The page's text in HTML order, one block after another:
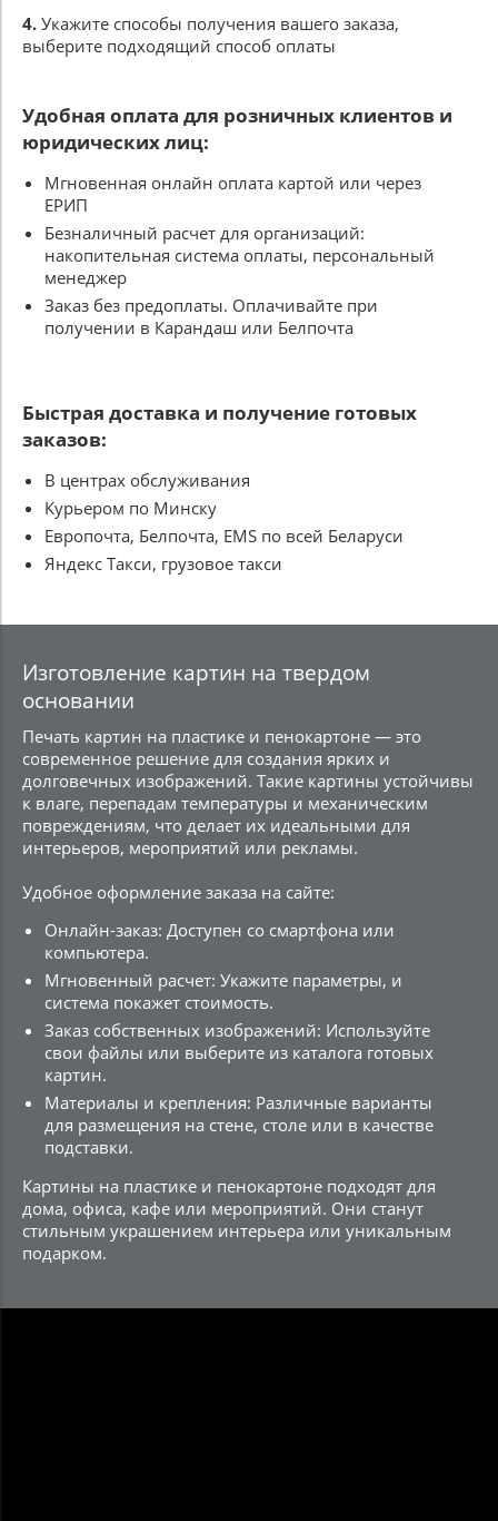
4. Укажите способы получения вашего заказа,
выберите подходящий способ оплаты
Удобная оплата для розничных клиентов и
юридических лиц:
Мгновенная онлайн оплата картой или через
ЕРИП
Безналичный расчет для организаций:
накопительная система оплаты, персональный
менеджер
Заказ без предоплаты. Оплачивайте при
получении в Карандаш или Белпочта
Быстрая доставка и получение готовых
заказов:
В центрах обслуживания
Курьером по Минску
Европочта, Белпочта, EMS по всей Беларуси
Яндекс Такси, грузовое такси
Изготовление картин на твердом
основании
Печать картин на пластике и пенокартоне — это
современное решение для создания ярких и
долговечных изображений. Такие картины устойчивы
к влаге, перепадам температуры и механическим
повреждениям, что делает их идеальными для
интерьеров, мероприятий или рекламы.
Удобное оформление заказа на сайте:
Онлайн-заказ: Доступен со смартфона или
компьютера.
Мгновенный расчет: Укажите параметры, и
система покажет стоимость.
Заказ собственных изображений: Используйте
свои файлы или выберите из каталога готовых
картин.
Материалы и крепления: Различные варианты
для размещения на стене, столе или в качестве
подставки.
Картины на пластике и пенокартоне подходят для
дома, офиса, кафе или мероприятий. Они станут
стильным украшением интерьера или уникальным
подарком.